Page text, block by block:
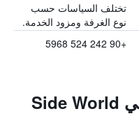
تختلف السياسات حسب
نوع الغرفة ومزود الخدمة.
+90 242 524 5968
المزايا ووسائل الراحة في Side World